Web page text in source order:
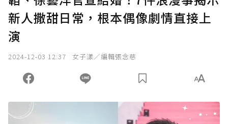
新人撒甜日常，根本偶像劇情直接上
演
2024-12-03 12:37 女子漾／編輯張念慈